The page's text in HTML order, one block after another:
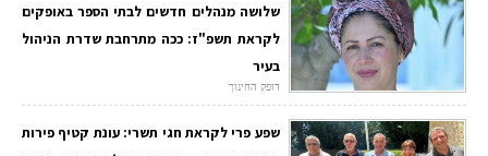
שלושה מנהלים חדשים לבתי הספר באופקים
לקראת תשפ"ז: ככה מתרחבת שדרת הניהול
בעיר
דופק החינוך
שפע פרי לקראת חגי תשרי: עונת קטיף פירות